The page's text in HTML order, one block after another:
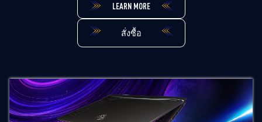
LEARN MORE
สั่งซื้อ